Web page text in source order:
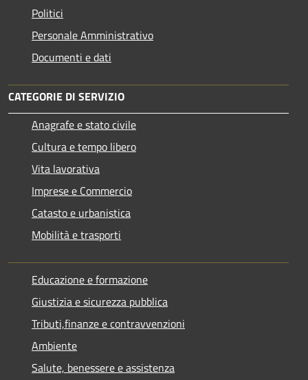
Politici
Personale Amministrativo
Documenti e dati
CATEGORIE DI SERVIZIO
Anagrafe e stato civile
Cultura e tempo libero
Vita lavorativa
Imprese e Commercio
Catasto e urbanistica
Mobilità e trasporti
Educazione e formazione
Giustizia e sicurezza pubblica
Tributi,finanze e contravvenzioni
Ambiente
Salute, benessere e assistenza